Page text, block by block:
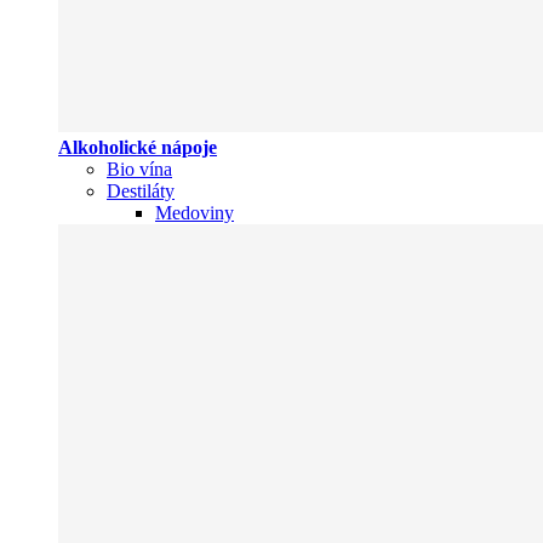
Alkoholické nápoje
Bio vína
Destiláty
Medoviny